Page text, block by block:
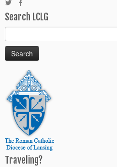
Search LCLG
Search
for:
Traveling?